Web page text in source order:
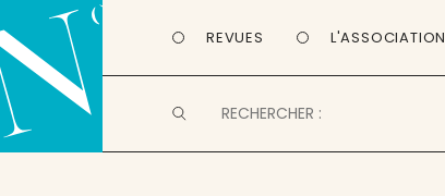
REVUES L'ASSOCIATION